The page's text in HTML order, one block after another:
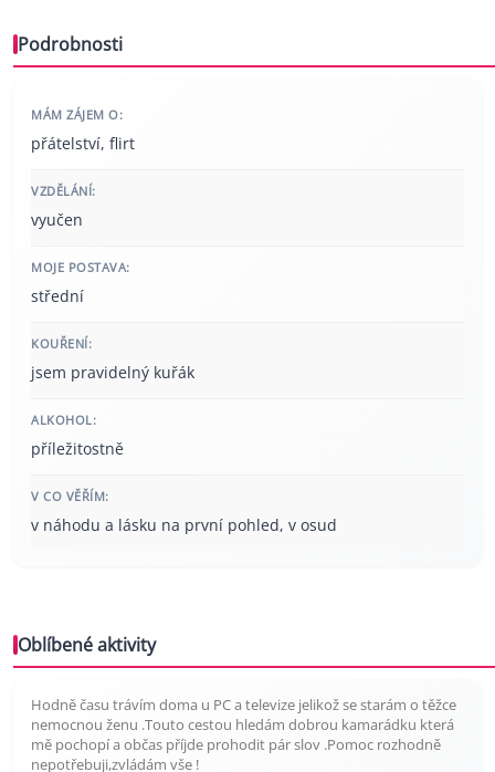
Podrobnosti
MÁM ZÁJEM O:
přátelství, flirt
VZDĚLÁNÍ:
vyučen
MOJE POSTAVA:
střední
KOUŘENÍ:
jsem pravidelný kuřák
ALKOHOL:
příležitostně
V CO VĚŘÍM:
v náhodu a lásku na první pohled, v osud
Oblíbené aktivity
Hodně času trávím doma u PC a televize jelikož se starám o těžce
nemocnou ženu .Touto cestou hledám dobrou kamarádku která
mě pochopí a občas příjde prohodit pár slov .Pomoc rozhodně
nepotřebuji,zvládám vše !